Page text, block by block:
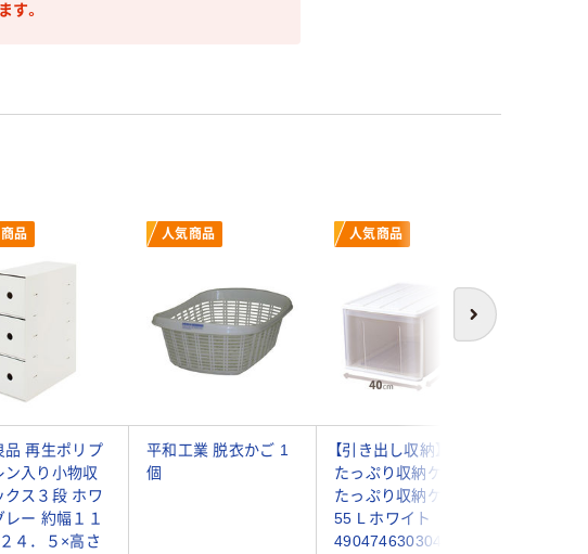
す。
次へ
品 人気商品 人気商品
品 再生ポリプ
ン入り小物収
クス３段 ホワ
レー 約幅１１
４．５×高さ
平和工業 脱衣かご 1
個
【引き出し収納】 天馬
たっぷり収納ケース
たっぷり収納ケース
55 L ホワイト
4904746303042 1個